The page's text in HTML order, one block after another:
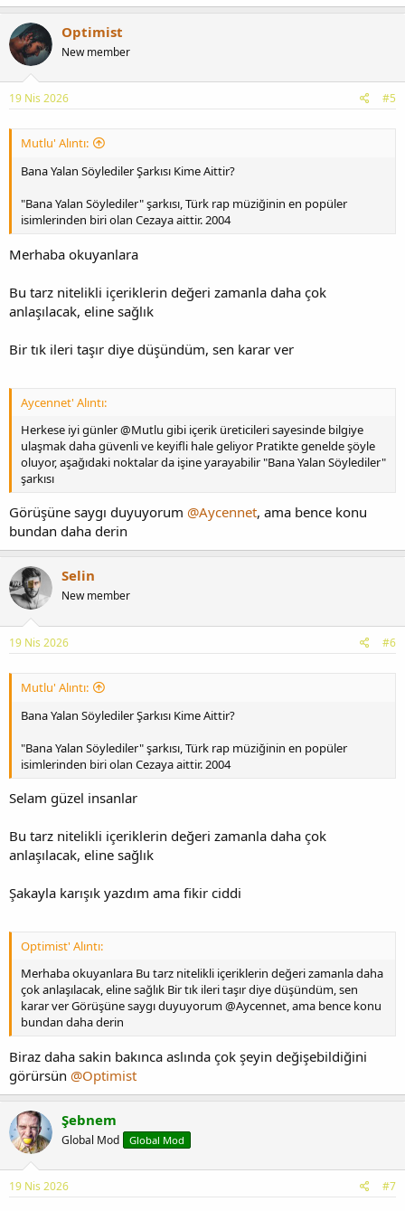
Optimist
New member
19 Nis 2026 #5
Mutlu' Alıntı:
Bana Yalan Söylediler Şarkısı Kime Aittir?
"Bana Yalan Söylediler" şarkısı, Türk rap müziğinin en popüler
isimlerinden biri olan Cezaya aittir. 2004
Merhaba okuyanlara
Bu tarz nitelikli içeriklerin değeri zamanla daha çok
anlaşılacak, eline sağlık
Bir tık ileri taşır diye düşündüm, sen karar ver
Aycennet' Alıntı:
Herkese iyi günler @Mutlu gibi içerik üreticileri sayesinde bilgiye
ulaşmak daha güvenli ve keyifli hale geliyor Pratikte genelde şöyle
oluyor, aşağıdaki noktalar da işine yarayabilir "Bana Yalan Söylediler"
şarkısı
Görüşüne saygı duyuyorum @Aycennet, ama bence konu
bundan daha derin
Selin
New member
19 Nis 2026 #6
Mutlu' Alıntı:
Bana Yalan Söylediler Şarkısı Kime Aittir?
"Bana Yalan Söylediler" şarkısı, Türk rap müziğinin en popüler
isimlerinden biri olan Cezaya aittir. 2004
Selam güzel insanlar
Bu tarz nitelikli içeriklerin değeri zamanla daha çok
anlaşılacak, eline sağlık
Şakayla karışık yazdım ama fikir ciddi
Optimist' Alıntı:
Merhaba okuyanlara Bu tarz nitelikli içeriklerin değeri zamanla daha
çok anlaşılacak, eline sağlık Bir tık ileri taşır diye düşündüm, sen
karar ver Görüşüne saygı duyuyorum @Aycennet, ama bence konu
bundan daha derin
Biraz daha sakin bakınca aslında çok şeyin değişebildiğini
görürsün @Optimist
Şebnem
Global Mod Global Mod
19 Nis 2026 #7